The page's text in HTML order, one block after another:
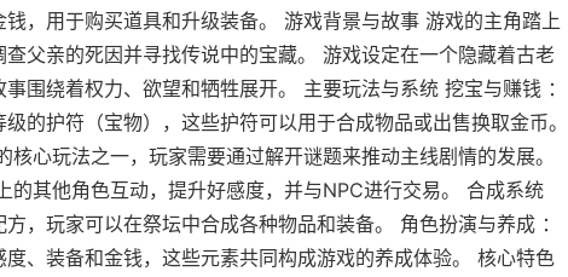
，用于购买道具和升级装备。 游戏背景与故事 游戏的主角踏上
父亲的死因并寻找传说中的宝藏。 游戏设定在一个隐藏着古老
围绕着权力、欲望和牺牲展开。 主要玩法与系统 挖宝与赚钱 ：
的护符（宝物），这些护符可以用于合成物品或出售换取金币。
心玩法之一，玩家需要通过解开谜题来推动主线剧情的发展。
的其他角色互动，提升好感度，并与NPC进行交易。 合成系统
，玩家可以在祭坛中合成各种物品和装备。 角色扮演与养成 ：
、装备和金钱，这些元素共同构成游戏的养成体验。 核心特色